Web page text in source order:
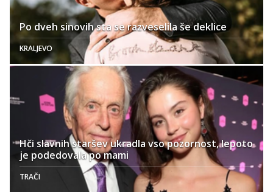
Po dveh sinovih sta se razveselila še deklice
KRALJEVO
Hči slavnih staršev ukradla vso pozornost, lepoto
je podedovala po mami
TRAČI